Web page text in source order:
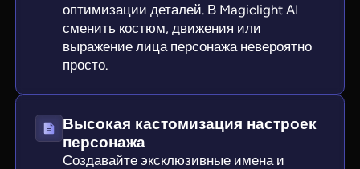
оптимизации деталей. В Magiclight AI
сменить костюм, движения или
выражение лица персонажа невероятно
просто.
Высокая кастомизация настроек
персонажа
Создавайте эксклюзивные имена и